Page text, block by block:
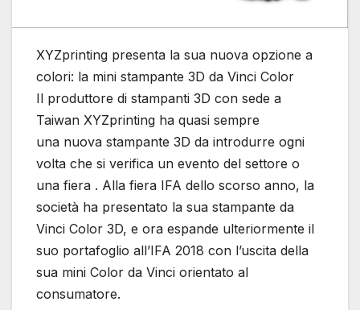
XYZprinting presenta la sua nuova opzione a
colori: la mini stampante 3D da Vinci Color
Il produttore di stampanti 3D con sede a
Taiwan XYZprinting ha quasi sempre
una nuova stampante 3D da introdurre ogni
volta che si verifica un evento del settore o
una fiera . Alla fiera IFA dello scorso anno, la
società ha presentato la sua stampante da
Vinci Color 3D, e ora espande ulteriormente il
suo portafoglio all’IFA 2018 con l’uscita della
sua mini Color da Vinci orientato al
consumatore.